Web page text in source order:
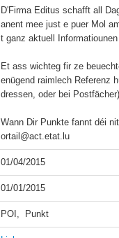
D'Firma Editus schafft all
anent mee just e puer Mol
t ganz aktuell
Et ass wichteg fir ze
enügend raimlech Referenz
dressen, oder bei
Wann Dir Punkte fannt déi
ortail@act.etat.lu
01/04/2015
01/01/2015
POI,  Punkt